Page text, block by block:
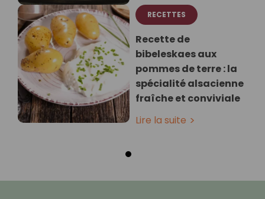
RECETTES
Recette de
bibeleskaes aux
pommes de terre : la
spécialité alsacienne
fraîche et conviviale
Lire la suite